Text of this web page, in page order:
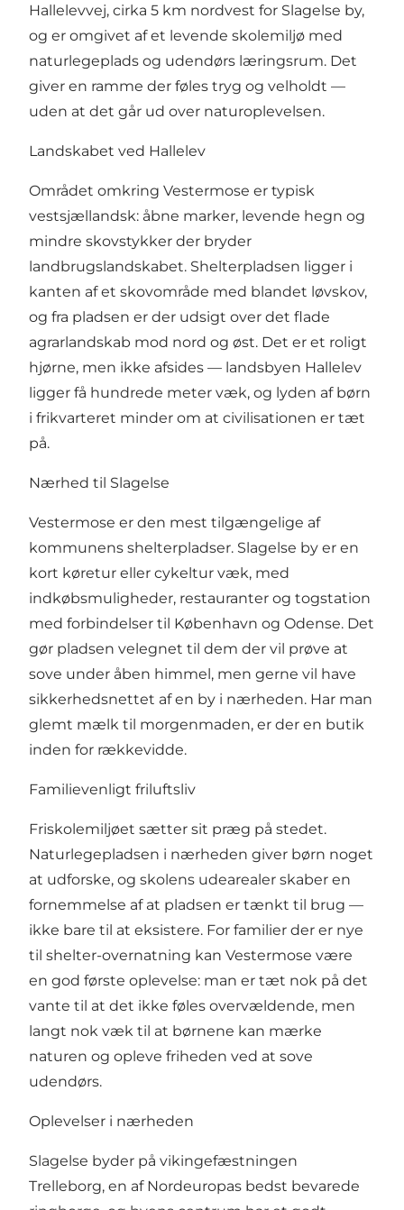
Hallelevvej, cirka 5 km nordvest for Slagelse by,
og er omgivet af et levende skolemiljø med
naturlegeplads og udendørs læringsrum. Det
giver en ramme der føles tryg og velholdt —
uden at det går ud over naturoplevelsen.
Landskabet ved Hallelev
Området omkring Vestermose er typisk
vestsjællandsk: åbne marker, levende hegn og
mindre skovstykker der bryder
landbrugslandskabet. Shelterpladsen ligger i
kanten af et skovområde med blandet løvskov,
og fra pladsen er der udsigt over det flade
agrarlandskab mod nord og øst. Det er et roligt
hjørne, men ikke afsides — landsbyen Hallelev
ligger få hundrede meter væk, og lyden af børn
i frikvarteret minder om at civilisationen er tæt
på.
Nærhed til Slagelse
Vestermose er den mest tilgængelige af
kommunens shelterpladser. Slagelse by er en
kort køretur eller cykeltur væk, med
indkøbsmuligheder, restauranter og togstation
med forbindelser til København og Odense. Det
gør pladsen velegnet til dem der vil prøve at
sove under åben himmel, men gerne vil have
sikkerhedsnettet af en by i nærheden. Har man
glemt mælk til morgenmaden, er der en butik
inden for rækkevidde.
Familievenligt friluftsliv
Friskolemiljøet sætter sit præg på stedet.
Naturlegepladsen i nærheden giver børn noget
at udforske, og skolens udearealer skaber en
fornemmelse af at pladsen er tænkt til brug —
ikke bare til at eksistere. For familier der er nye
til shelter-overnatning kan Vestermose være
en god første oplevelse: man er tæt nok på det
vante til at det ikke føles overvældende, men
langt nok væk til at børnene kan mærke
naturen og opleve friheden ved at sove
udendørs.
Oplevelser i nærheden
Slagelse byder på vikingefæstningen
Trelleborg, en af Nordeuropas bedst bevarede